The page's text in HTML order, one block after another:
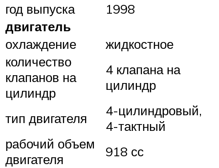
год выпуска
1998
двигатель
охлаждение
жидкостное
количество
клапанов на
цилиндр
4 клапана на
цилиндр
тип двигателя
4-цилиндровый,
4-тактный
рабочий объем
двигателя
918 сс